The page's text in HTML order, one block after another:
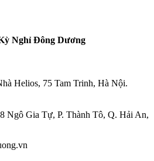
Nghỉ Đông Dương
Helios, 75 Tam Trinh, Hà Nội.
Ngô Gia Tự, P. Thành Tô, Q. Hải An,